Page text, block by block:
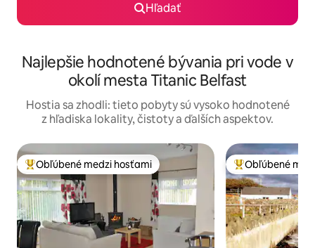
Hľadať
Najlepšie hodnotené bývania pri vode v
okolí mesta Titanic Belfast
Hostia sa zhodli: tieto pobyty sú vysoko hodnotené
z hľadiska lokality, čistoty a ďalších aspektov.
Najobľúbenejšie medzi hosťami
Obľúbené medzi hosťami Najobľúbenejšie
Obľúbené